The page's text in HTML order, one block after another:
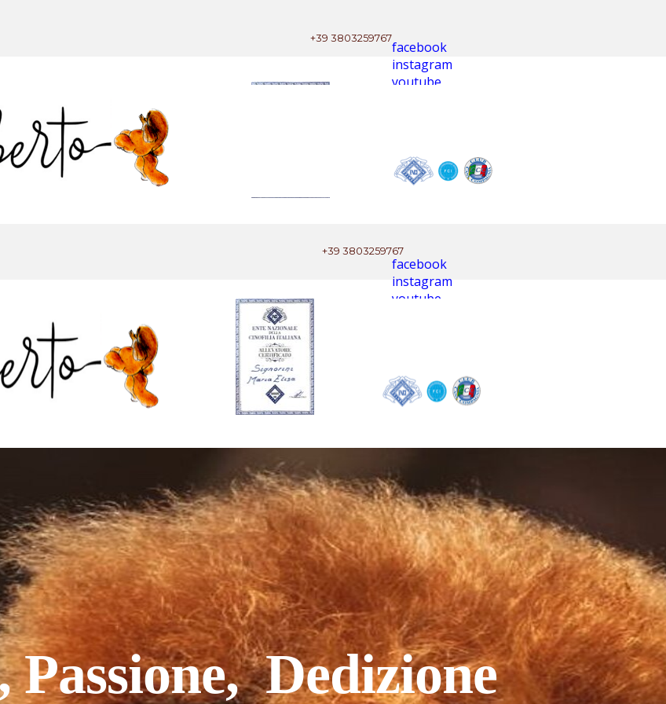
facebook
instagram
youtube
+39 3803259767
facebook
instagram
youtube
+39 3803259767
Dedizione